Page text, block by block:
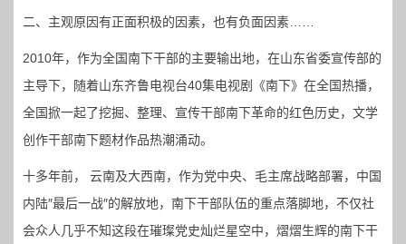
二、主观原因有正面积极的因素，也有负面因素……
2010年，作为全国南下干部的主要输出地，在山东省委宣传部的
主导下，随着山东齐鲁电视台40集电视剧《南下》在全国热播，
全国掀一起了挖掘、整理、宣传干部南下革命的红色历史，文学
创作干部南下题材作品热潮涌动。
十多年前， 云南及大西南，作为党中央、毛主席战略部署，中国
内陆″最后一战″的解放地，南下干部队伍的重点落脚地，不仅社
会众人几乎不知这段在璀璨党史灿烂星空中，熠熠生辉的南下干